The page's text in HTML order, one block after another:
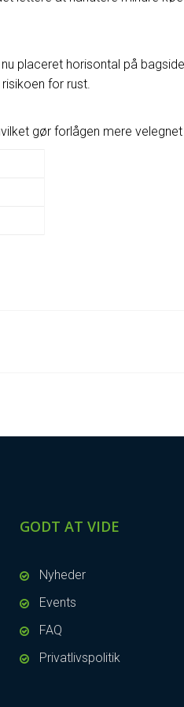
placeret horisontal på
for rust.
gør forlågen mere
GODT AT VIDE
Nyheder
Events
FAQ
Privatlivspolitik